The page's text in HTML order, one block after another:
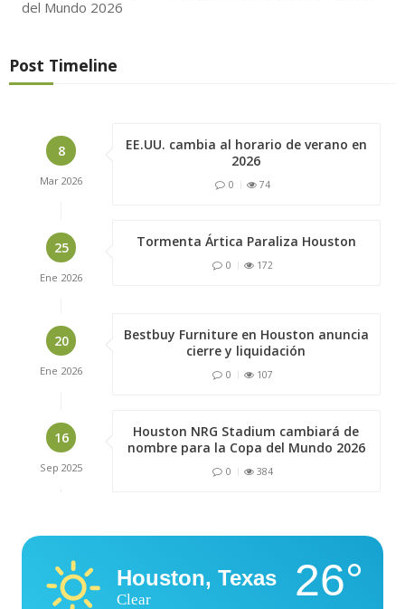
Post Timeline
8
Mar 2026
EE.UU. cambia al horario de verano en
2026
0 74
25
Ene 2026
Tormenta Ártica Paraliza Houston
0 172
20
Ene 2026
Bestbuy Furniture en Houston anuncia
cierre y liquidación
0 107
16
Sep 2025
Houston NRG Stadium cambiará de
nombre para la Copa del Mundo 2026
0 384
Houston, Texas
Clear 26°